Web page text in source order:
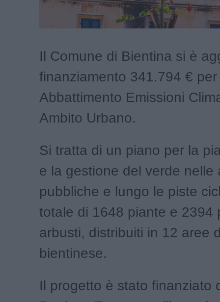
Il Comune di Bientina si è
finanziamento 341.794 €
Abbattimento Emissioni
Ambito Urbano.
Si tratta di un piano per la
e la gestione del verde nelle
pubbliche e lungo le piste
totale di 1648 piante e 2394
arbusti, distribuiti in 12 aree
bientinese.
Il progetto è stato finanziato